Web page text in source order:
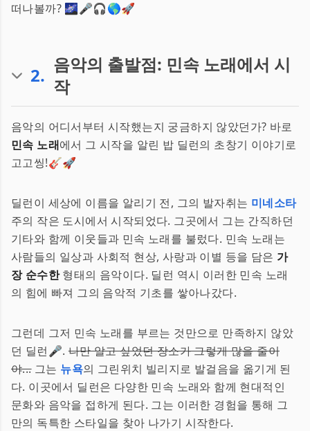
떠나볼까? 🌌🎤🎧🌎🚀
2. 음악의 출발점: 민속 노래에서 시
작
음악의 어디서부터 시작했는지 궁금하지 않았던가? 바로
민속 노래에서 그 시작을 알린 밥 딜런의 초창기 이야기로
고고씽!🎸🚀
딜런이 세상에 이름을 알리기 전, 그의 발자취는 미네소타
주의 작은 도시에서 시작되었다. 그곳에서 그는 간직하던
기타와 함께 이웃들과 민속 노래를 불렀다. 민속 노래는
사람들의 일상과 사회적 현상, 사랑과 이별 등을 담은 가
장 순수한형태의 음악이다. 딜런 역시 이러한 민속 노래
의 힘에 빠져 그의 음악적 기초를 쌓아나갔다.
그런데 그저 민속 노래를 부르는 것만으로 만족하지 않았
던 딜런🎤.나만 알고 싶었던 장소가 그렇게 많을 줄이
야...그는 뉴욕의 그린위치 빌리지로 발걸음을 옮기게 된
다. 이곳에서 딜런은 다양한 민속 노래와 함께 현대적인
문화와 음악을 접하게 된다. 그는 이러한 경험을 통해 그
만의 독특한 스타일을 찾아 나가기 시작한다.